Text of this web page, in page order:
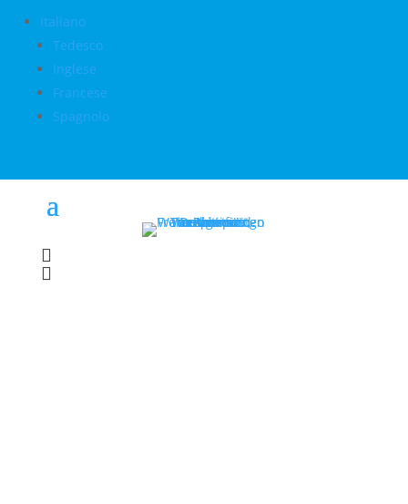
Italiano
Tedesco
Inglese
Francese
Spagnolo

